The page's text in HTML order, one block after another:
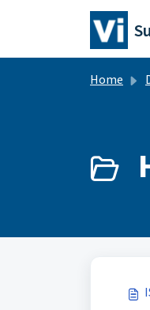
Salta al
Home